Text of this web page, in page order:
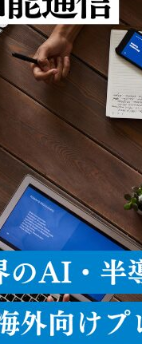
視でき、
素化でき
オプシ
ド、長
用するこ
デバイス
まで届く